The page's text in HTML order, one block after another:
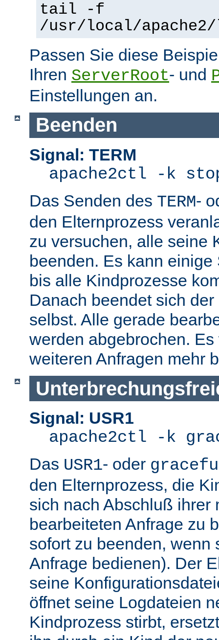
tail -f
/usr/local/
Passen Sie diese
Ihren ServerRoot- und
Einstellungen an.
Beenden
Signal: TERM
apache2ctl -k
Das Senden des TERM-
den Elternprozess
zu versuchen, alle seine
beenden. Es kann
bis alle Kindprozesse
Danach beendet sich
selbst. Alle gerade
werden abgebrochen.
weiteren Anfragen mehr
Signal: USR1
apache2ctl -k
Das USR1- oder
den Elternprozess, die
sich nach Abschluß ihrer
bearbeiteten Anfrage zu
sofort zu beenden, wenn
Anfrage bedienen). Der
seine
öffnet seine Logdateien
Kindprozess stirbt,